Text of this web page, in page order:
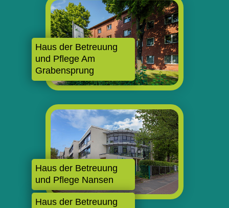
Haus der Betreuung
und Pflege Am
Grabensprung
Haus der Betreuung
und Pflege Nansen
Haus der Betreuung